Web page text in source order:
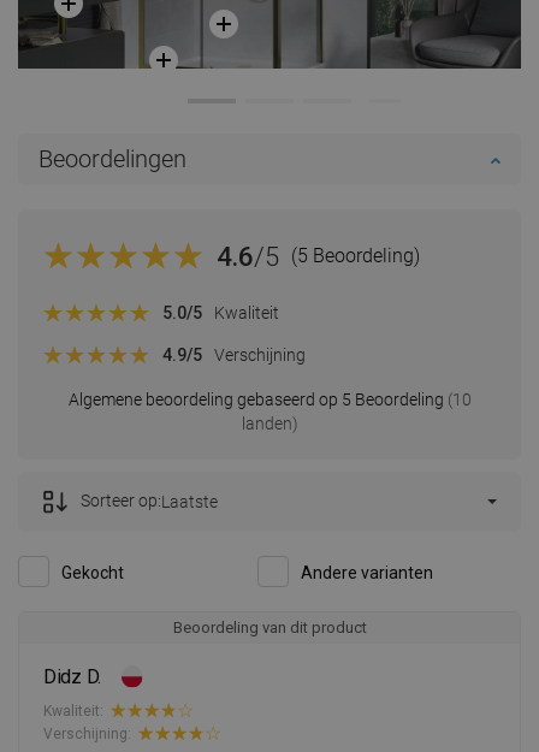
Beoordelingen
4.6/5 (5 Beoordeling)
Algemene beoordeling gebaseerd op 5 Beoordeling (10
landen)
5.0/5 Kwaliteit
4.9/5 Verschijning
Gekocht Andere varianten
Sorteer op:Laatste
Beoordeling van dit product
Didz D.
Kwaliteit:
Verschijning: